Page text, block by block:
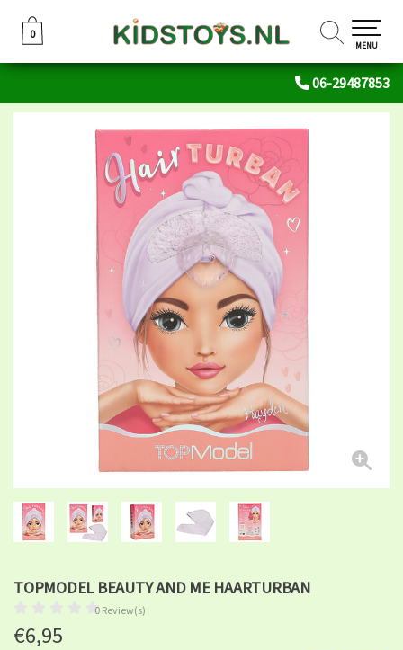
06-29487853
0
0
MENU
TOPMODEL BEAUTY AND ME HAARTURBAN
0 Review(s)
€6,95